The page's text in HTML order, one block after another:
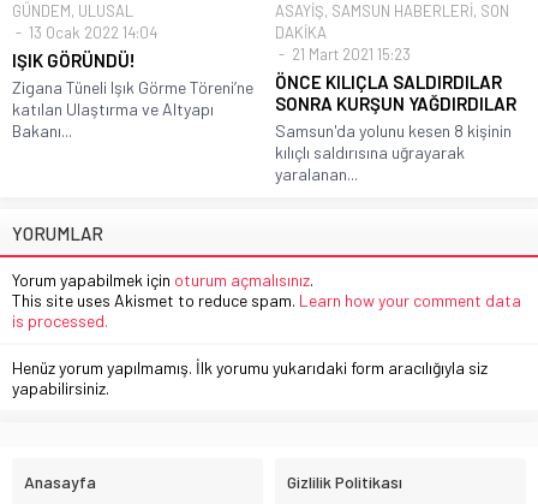
GÜNDEM, ULUSAL
13 Ocak 2022 14:04
IŞIK GÖRÜNDÜ!
Zigana Tüneli Işık Görme Töreni’ne
katılan Ulaştırma ve Altyapı
Bakanı...
ASAYİŞ, SAMSUN HABERLERİ, SON
DAKİKA
21 Mart 2021 15:23
ÖNCE KILIÇLA SALDIRDILAR
SONRA KURŞUN YAĞDIRDILAR
Samsun'da yolunu kesen 8 kişinin
kılıçlı saldırısına uğrayarak
yaralanan...
YORUMLAR
Yorum yapabilmek için oturum açmalısınız.
This site uses Akismet to reduce spam. Learn how your comment data
is processed.
Henüz yorum yapılmamış. İlk yorumu yukarıdaki form aracılığıyla siz
yapabilirsiniz.
Anasayfa Gizlilik Politikası